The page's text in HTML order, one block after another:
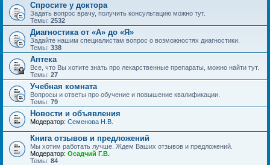
Спросите у доктора
Задать вопрос врачу, получить консультацию можно тут.
Темы: 2532
Диагностика от «А» до «Я»
Задайте нашим специалистам вопрос о возможностях диагностики.
Темы: 338
Аптека
Все, что Вы хотите знать про лекарственные препараты, можно найти тут.
Темы: 27
Учебная комната
Вопросы и ответы про обучение и повышение квалификации.
Темы: 79
Новости и объявления
Модератор: Семенова Н.В.
Книга отзывов и предложений
Мы хотим работать лучше. Ждем Ваших отзывов и предложений.
Модератор: Осадчий Г.В.
Темы: 84